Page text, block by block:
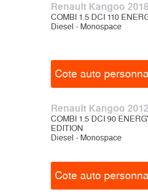
Renault Kangoo 2018
COMBI 1.5 DCI 110
Diesel - Monospace
Cote auto
Renault Kangoo 2012
COMBI 1.5 DCI 90
EDITION
Diesel - Monospace
Cote auto